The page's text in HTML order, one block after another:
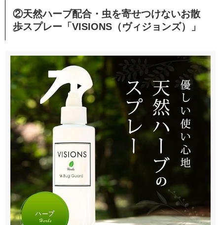
②天然ハーブ配合・虫を寄せつけないお散
歩スプレー「VISIONS（ヴィジョンズ）」